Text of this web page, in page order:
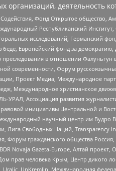
деятельность
Фонд Открытое общество,
Республиканский
исследований, Германский
Европейский фонд за
в отношении
современности, Форум
Проект Медиа, Международное
Международное христианское
Ассоциация развития
инициативы Центральной и
научный центр им Вудро
Лига Свободных Наций,
Форум гражданского общества
Novaja Gazeta-Europe, Алтай
прав человека Крым, Центр дикого
UnKremlin, Международная